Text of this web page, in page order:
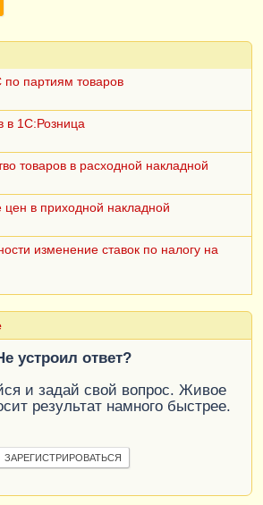
партиям товаров
в 1С:Розница
товаров в расходной накладной
в приходной накладной
изменение ставок по налогу на
устроил ответ?
и задай свой вопрос. Живое
результат намного быстрее.
ЗАРЕГИСТРИРОВАТЬСЯ